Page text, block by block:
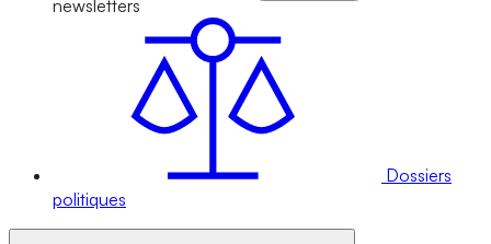
newsletters
Dossiers
politiques